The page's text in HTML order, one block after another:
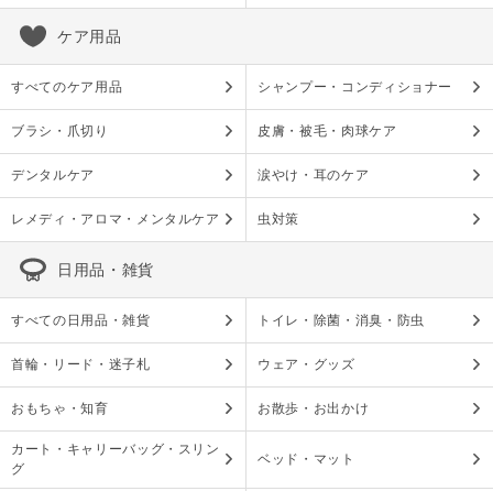
ケア用品
すべてのケア用品 シャンプー・コンディショナー
ブラシ・爪切り 皮膚・被毛・肉球ケア
デンタルケア 涙やけ・耳のケア
レメディ・アロマ・メンタルケア 虫対策
日用品・雑貨
すべての日用品・雑貨 トイレ・除菌・消臭・防虫
首輪・リード・迷子札 ウェア・グッズ
おもちゃ・知育 お散歩・お出かけ
カート・キャリーバッグ・スリン
グ
ベッド・マット